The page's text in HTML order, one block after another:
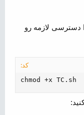
دسترسی لازمه رو
کد:
chmod +x TC.sh